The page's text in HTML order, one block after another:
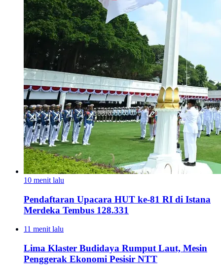
10 menit lalu
Pendaftaran Upacara HUT ke-81 RI di Istana
Merdeka Tembus 128.331
11 menit lalu
Lima Klaster Budidaya Rumput Laut, Mesin
Penggerak Ekonomi Pesisir NTT